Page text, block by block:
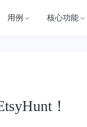
用例 核心功能
！